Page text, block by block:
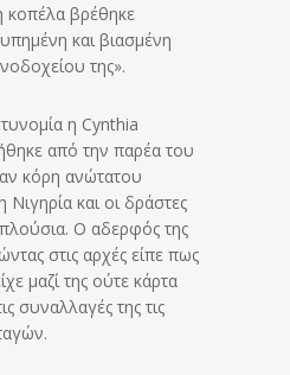
κοπέλα βρέθηκε
και βιασμένη
της».
η Cynthia
από την παρέα του
κόρη ανώτατου
Νιγηρία και οι δράστες
Ο αδερφός της
στις αρχές είπε πως
μαζί της ούτε κάρτα
συναλλαγές της τις